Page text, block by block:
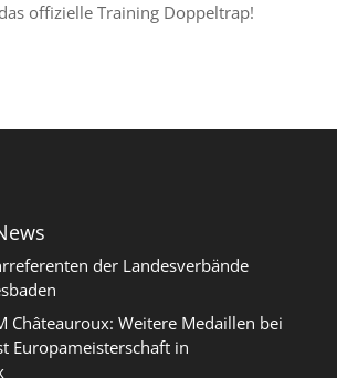
offizielle Training Doppeltrap!
der Landesverbände
Châteauroux: Weitere Medaillen bei
Europameisterschaft in